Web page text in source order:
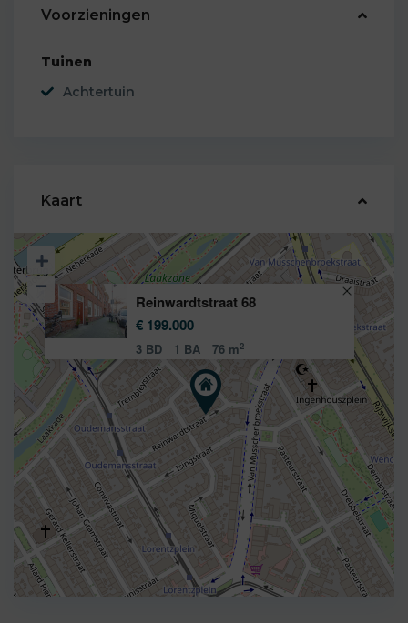
Voorzieningen
Tuinen
Achtertuin
Kaart
Reinwardtstraat 68
€ 199.000
3 BD 1 BA 76 m2